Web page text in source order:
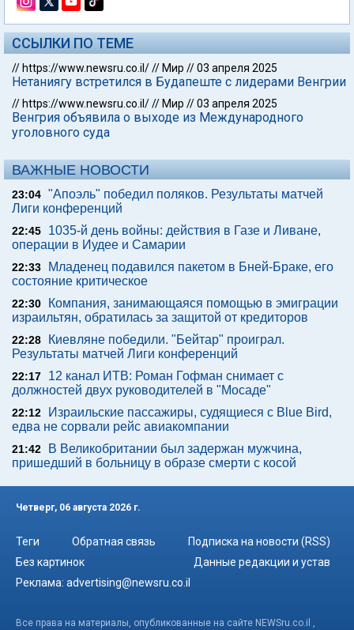
ССЫЛКИ ПО ТЕМЕ
// https://www.newsru.co.il/// Мир //03 апреля 2025
Нетаниягу встретился в Будапеште с лидерами Венгрии
// https://www.newsru.co.il/// Мир //03 апреля 2025
Венгрия объявила о выходе из Международного
уголовного суда
ВАЖНЫЕ НОВОСТИ
23:04 "Апоэль" победил поляков. Результаты матчей
Лиги конференций
22:45
1035-й день войны: действия в Газе и Ливане,
операции в Иудее и Самарии
22:33
Младенец подавился пакетом в Бней-Браке, его
состояние критическое
22:30
Компания, занимающаяся помощью в эмиграции
израильтян, обратилась за защитой от кредиторов
22:28
Киевляне победили. "Бейтар" проиграл.
Результаты матчей Лиги конференций
22:17
12 канал ИТВ: Роман Гофман снимает с
должностей двух руководителей в "Мосаде"
22:12
Израильские пассажиры, судящиеся с Blue Bird,
едва не сорвали рейс авиакомпании
21:42
В Великобритании был задержан мужчина,
пришедший в больницу в образе смерти с косой
Четверг, 06 августа 2026 г.
Теги Обратная связь
Подписка на новости (RSS)
Без картинок
Данные редакции и устав
Реклама: advertising@newsru.co.il
Все права на материалы, опубликованные на сайте NEWSru.co.il ,